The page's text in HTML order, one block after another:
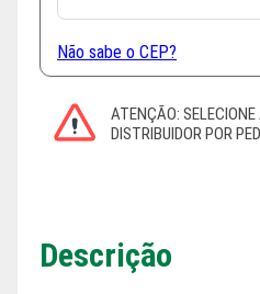
Não sabe o CEP?
Descrição